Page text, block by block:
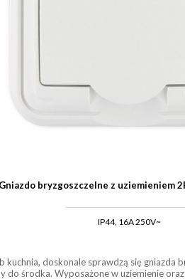
Gniazdo bryzgoszczelne z uziemieniem
IP44, 16A 250V~
kuchnia, doskonale sprawdzą się
środka. Wyposażone w uziemienie